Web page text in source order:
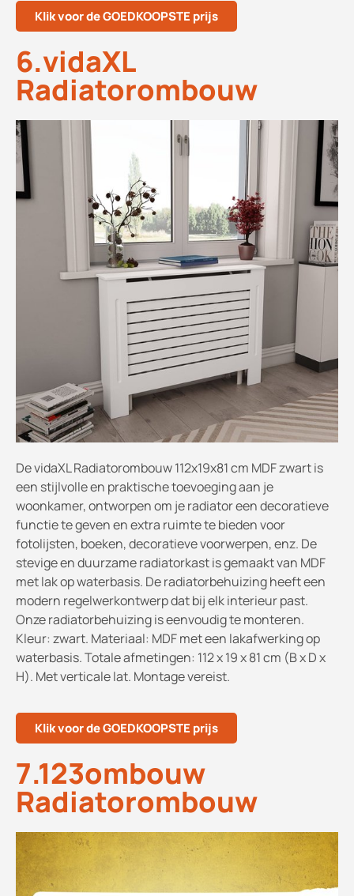
Klik voor de GOEDKOOPSTE prijs
6.vidaXL
Radiatorombouw
De vidaXL Radiatorombouw 112x19x81 cm MDF zwart is
een stijlvolle en praktische toevoeging aan je
woonkamer, ontworpen om je radiator een decoratieve
functie te geven en extra ruimte te bieden voor
fotolijsten, boeken, decoratieve voorwerpen, enz. De
stevige en duurzame radiatorkast is gemaakt van MDF
met lak op waterbasis. De radiatorbehuizing heeft een
modern regelwerkontwerp dat bij elk interieur past.
Onze radiatorbehuizing is eenvoudig te monteren.
Kleur: zwart. Materiaal: MDF met een lakafwerking op
waterbasis. Totale afmetingen: 112 x 19 x 81 cm (B x D x
H). Met verticale lat. Montage vereist.
Klik voor de GOEDKOOPSTE prijs
7.123ombouw
Radiatorombouw